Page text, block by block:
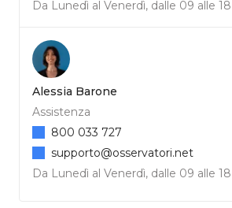
Da Lunedì al Venerdì, dalle 09 alle 18
Alessia Barone
Assistenza
Da Lunedì al Venerdì, dalle 09 alle 18
800 033 727
supporto@osservatori.net